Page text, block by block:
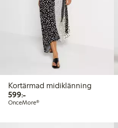
Kortärmad midiklänning
599:-599,00 kr
OnceMore®